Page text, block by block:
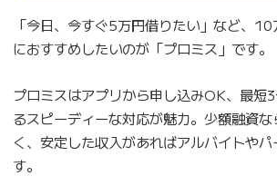
「今日、今すぐ5万円借りたい」など、
におすすめしたいのが「プロミス」です。
プロミスはアプリから申し込みOK、最短
るスピーディーな対応が魅力。少額融資
く、安定した収入があればアルバイトや
す。